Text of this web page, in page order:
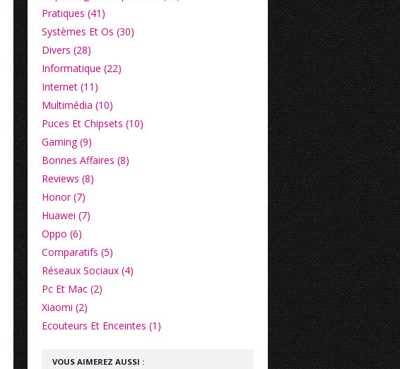
VOUS AIMEREZ AUSSI :
Pratiques (41)
Systèmes Et Os (30)
Divers (28)
Informatique (22)
Internet (11)
Multimédia (10)
Puces Et Chipsets (10)
Gaming (9)
Bonnes Affaires (8)
Reviews (8)
Honor (7)
Huawei (7)
Oppo (6)
Comparatifs (5)
Réseaux Sociaux (4)
Pc Et Mac (2)
Xiaomi (2)
Ecouteurs Et Enceintes (1)